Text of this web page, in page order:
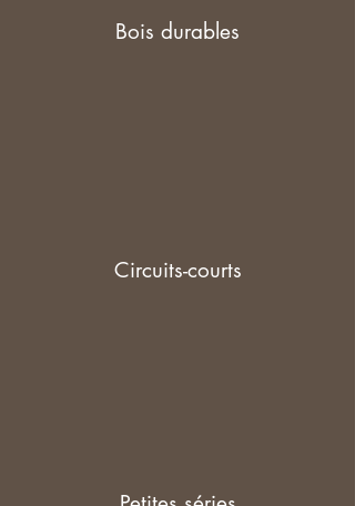
Bois durables
Circuits-courts